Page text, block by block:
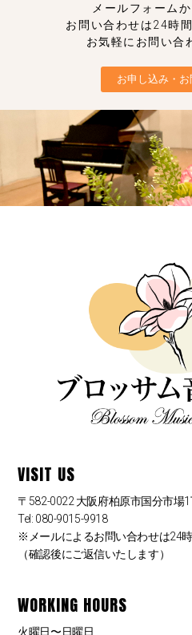
メールフォーム
お問い合わせは24時
お気軽にお問い合
お申し込み・
VISIT US
〒582-0022 大阪府柏原市国分市場1
Tel: 080-9015-9918
※メールによるお問い合わせは24
（確認後にご返信いたします）
WORKING HOURS
火曜日〜日曜日